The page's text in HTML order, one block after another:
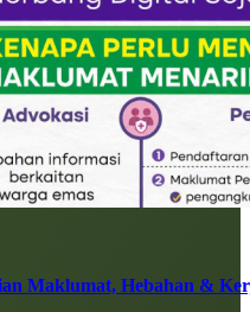
Maklumat, Hebahan &